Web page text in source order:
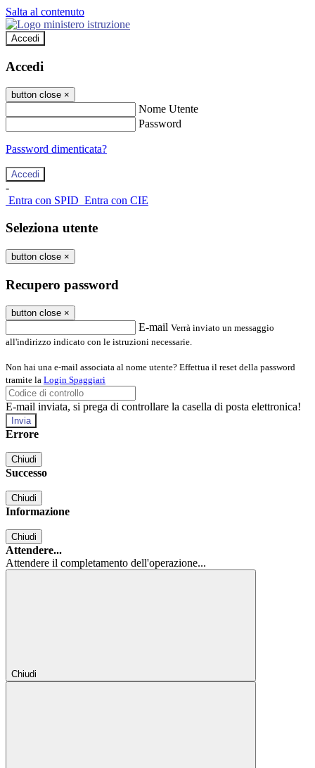
Salta al contenuto
Accedi
Accedi
button close ×
Nome Utente
Password
Password dimenticata?
-
Entra con SPID Entra con CIE
Seleziona utente
button close ×
Recupero password
button close ×
E-mail Verrà inviato un messaggio
all'indirizzo indicato con le istruzioni necessarie.
Non hai una e-mail associata al nome utente? Effettua il reset della password
tramite la Login Spaggiari
E-mail inviata, si prega di controllare la casella di posta elettronica!
Errore
Chiudi
Successo
Chiudi
Informazione
Chiudi
Attendere...
Attendere il completamento dell'operazione...
Chiudi